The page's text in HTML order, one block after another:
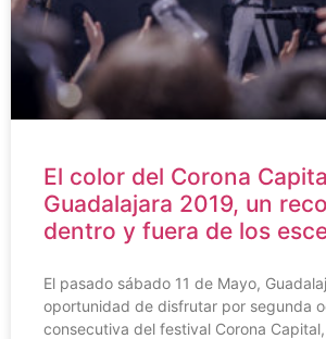
El color del Corona
Guadalajara 2019, un
dentro y fuera de los
El pasado sábado 11 de Mayo,
oportunidad de disfrutar por segunda
consecutiva del festival Corona